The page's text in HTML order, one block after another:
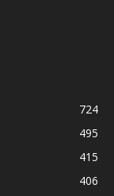
724
495
415
406